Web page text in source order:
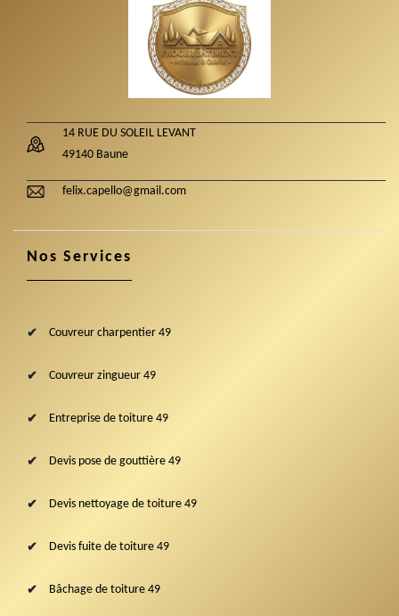
14 RUE DU SOLEIL LEVANT
49140 Baune
felix.capello@gmail.com
Nos Services
Couvreur charpentier 49
Couvreur zingueur 49
Entreprise de toiture 49
Devis pose de gouttière 49
Devis nettoyage de toiture 49
Devis fuite de toiture 49
Bâchage de toiture 49